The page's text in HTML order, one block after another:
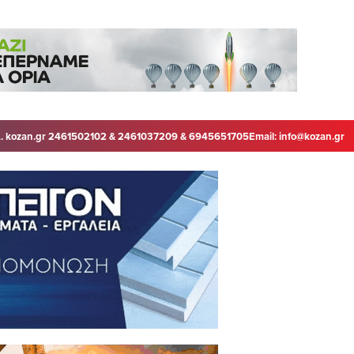
kozan.gr 2461502102 & 2461037209 & 6945651705Email:info@kozan.gr